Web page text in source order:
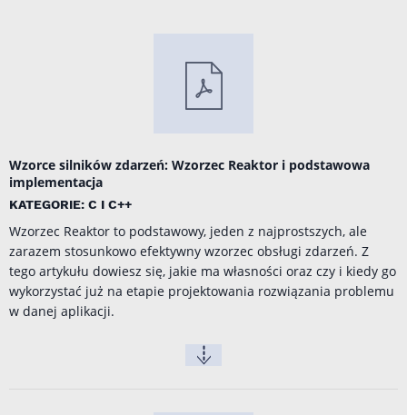
Wzorce silników zdarzeń: Wzorzec Reaktor i podstawowa
implementacja
KATEGORIE: C I C++
Wzorzec Reaktor to podstawowy, jeden z najprostszych, ale
zarazem stosunkowo efektywny wzorzec obsługi zdarzeń. Z
tego artykułu dowiesz się, jakie ma własności oraz czy i kiedy go
wykorzystać już na etapie projektowania rozwiązania problemu
w danej aplikacji.